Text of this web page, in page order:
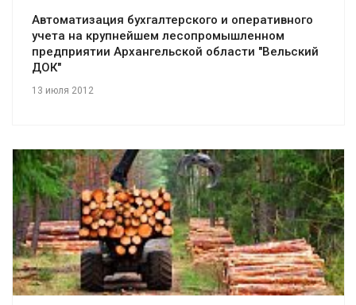
Автоматизация бухгалтерского и оперативного
учета на крупнейшем лесопромышленном
предприятии Архангельской области "Вельский
ДОК"
13 июля 2012
Смотреть проект